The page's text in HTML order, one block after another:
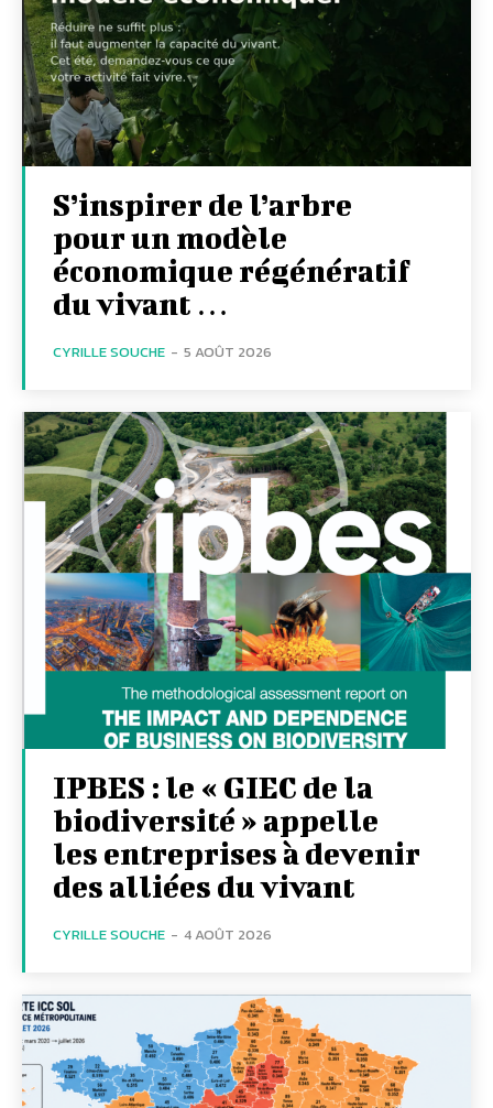
S’inspirer de l’arbre
pour un modèle
économique régénératif
du vivant …
CYRILLE SOUCHE - 5 AOÛT 2026
IPBES : le « GIEC de la
biodiversité » appelle
les entreprises à devenir
des alliées du vivant
CYRILLE SOUCHE - 4 AOÛT 2026